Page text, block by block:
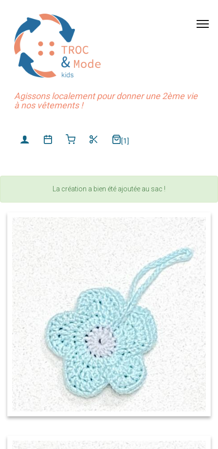
Agissons localement pour donner une 2ème vie
à nos vêtements !
[1]
La création a bien été ajoutée au sac !